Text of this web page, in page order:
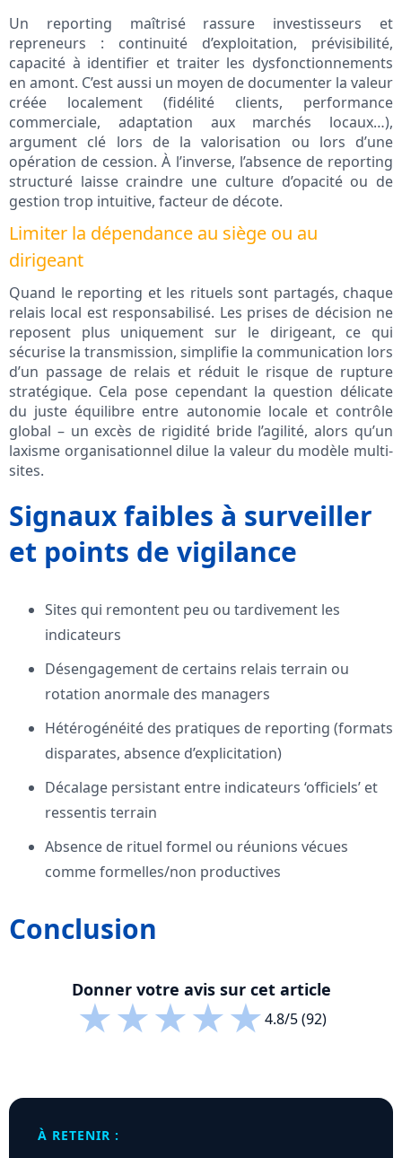
Un reporting maîtrisé rassure investisseurs et
repreneurs : continuité d’exploitation, prévisibilité,
capacité à identifier et traiter les dysfonctionnements
en amont. C’est aussi un moyen de documenter la valeur
créée localement (fidélité clients, performance
commerciale, adaptation aux marchés locaux…),
argument clé lors de la valorisation ou lors d’une
opération de cession. À l’inverse, l’absence de reporting
structuré laisse craindre une culture d’opacité ou de
gestion trop intuitive, facteur de décote.
Limiter la dépendance au siège ou au
dirigeant
Quand le reporting et les rituels sont partagés, chaque
relais local est responsabilisé. Les prises de décision ne
reposent plus uniquement sur le dirigeant, ce qui
sécurise la transmission, simplifie la communication lors
d’un passage de relais et réduit le risque de rupture
stratégique. Cela pose cependant la question délicate
du juste équilibre entre autonomie locale et contrôle
global – un excès de rigidité bride l’agilité, alors qu’un
laxisme organisationnel dilue la valeur du modèle multi-
sites.
Signaux faibles à surveiller
et points de vigilance
Sites qui remontent peu ou tardivement les
indicateurs
Désengagement de certains relais terrain ou
rotation anormale des managers
Hétérogénéité des pratiques de reporting (formats
disparates, absence d’explicitation)
Décalage persistant entre indicateurs ‘officiels’ et
ressentis terrain
Absence de rituel formel ou réunions vécues
comme formelles/non productives
Conclusion
Donner votre avis sur cet article
★★★★★4.8/5 (92)
À RETENIR :